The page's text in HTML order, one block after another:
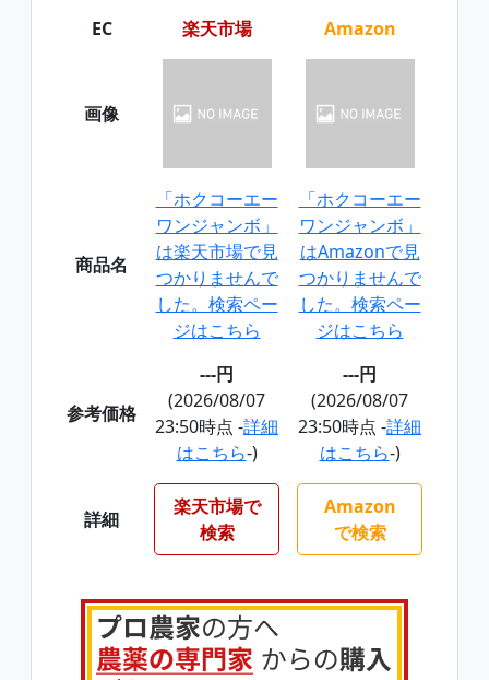
EC 楽天市場 Amazon
画像
商品名
「ホクコーエー
ワンジャンボ」
は楽天市場で見
つかりませんで
した。検索ペー
ジはこちら
「ホクコーエー
ワンジャンボ」
はAmazonで見
つかりませんで
した。検索ペー
ジはこちら
参考価格
---円
(2026/08/07
23:50時点 -詳細
はこちら-)
---円
(2026/08/07
23:50時点 -詳細
はこちら-)
詳細
楽天市場で
検索
Amazon
で検索